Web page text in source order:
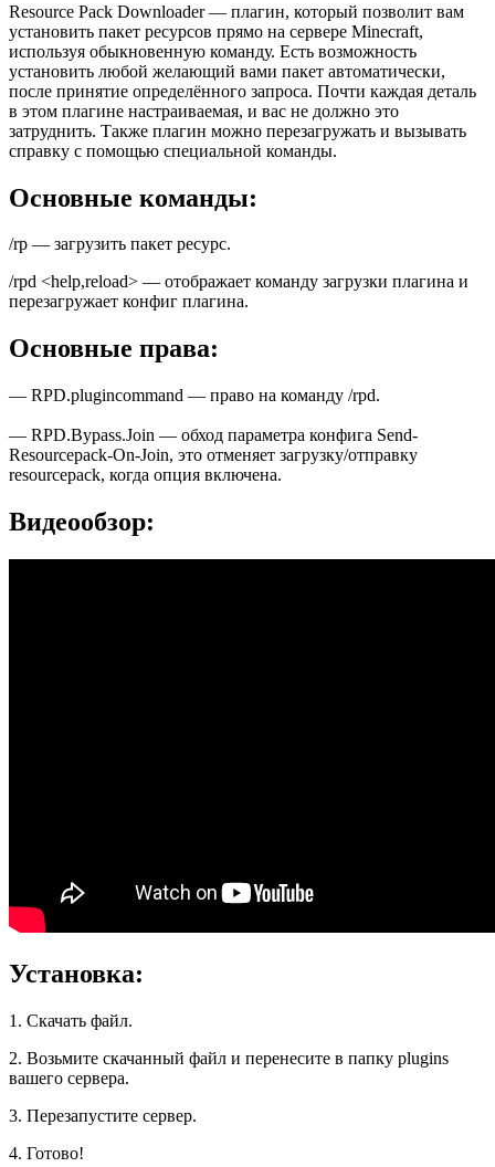
Resource Pack Downloader — плагин, который позволит вам
установить пакет ресурсов прямо на сервере Minecraft,
используя обыкновенную команду. Есть возможность
установить любой желающий вами пакет автоматически,
после принятие определённого запроса. Почти каждая деталь
в этом плагине настраиваемая, и вас не должно это
затруднить. Также плагин можно перезагружать и вызывать
справку с помощью специальной команды.
Основные команды:
/rp — загрузить пакет ресурс.
/rpd <help,reload> — отображает команду загрузки плагина и
перезагружает конфиг плагина.
Основные права:
— RPD.plugincommand — право на команду /rpd.
— RPD.Bypass.Join — обход параметра конфига Send-
Resourcepack-On-Join, это отменяет загрузку/отправку
resourcepack, когда опция включена.
Видеообзор:
Установка:
1. Скачать файл.
2. Возьмите скачанный файл и перенесите в папку plugins
вашего сервера.
3. Перезапустите сервер.
4. Готово!